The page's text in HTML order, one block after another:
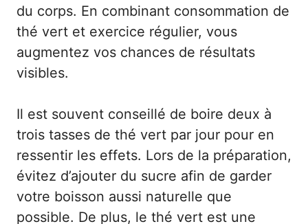
du corps. En combinant consommation de
thé vert et exercice régulier, vous
augmentez vos chances de résultats
visibles.
Il est souvent conseillé de boire deux à
trois tasses de thé vert par jour pour en
ressentir les effets. Lors de la préparation,
évitez d’ajouter du sucre afin de garder
votre boisson aussi naturelle que
possible. De plus, le thé vert est une